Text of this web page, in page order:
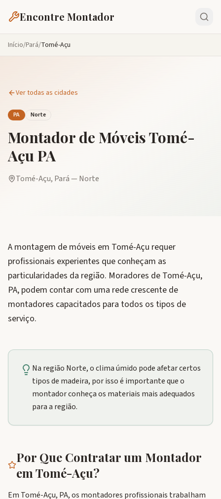
Encontre Montador
Início/Pará/Tomé-Açu
Ver todas as cidades
PA Norte
Montador de MóveisTomé-
AçuPA
Tomé-Açu, Pará— Norte
A montagem de móveis em Tomé-Açu requer
profissionais experientes que conheçam as
particularidades da região. Moradores de Tomé-Açu,
PA, podem contar com uma rede crescente de
montadores capacitados para todos os tipos de
serviço.
Na região Norte, o clima úmido pode afetar certos
tipos de madeira, por isso é importante que o
montador conheça os materiais mais adequados
para a região.
Por Que Contratar um Montador
emTomé-Açu?
Em Tomé-Açu, PA, os montadores profissionais trabalham